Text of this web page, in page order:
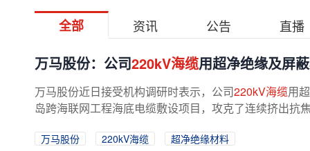
全部 资讯 公告 直播
万马股份：公司220kV海缆用超净绝缘及屏
万马股份近日接受机构调研时表示，公司220kV海缆用
岛跨海联网工程海底电缆敷设项目，攻克了连续挤出抗
万马股份 220kV海缆
超净绝缘材料